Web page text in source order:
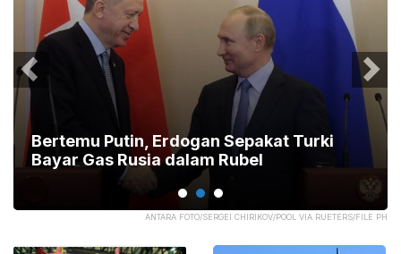
ANTARA FOTO/SERGEI CHIRIKOV/POOL VIA RUETERS/FILE PH
Bertemu Putin, Erdogan Sepakat Turki
Bayar Gas Rusia dalam Rubel